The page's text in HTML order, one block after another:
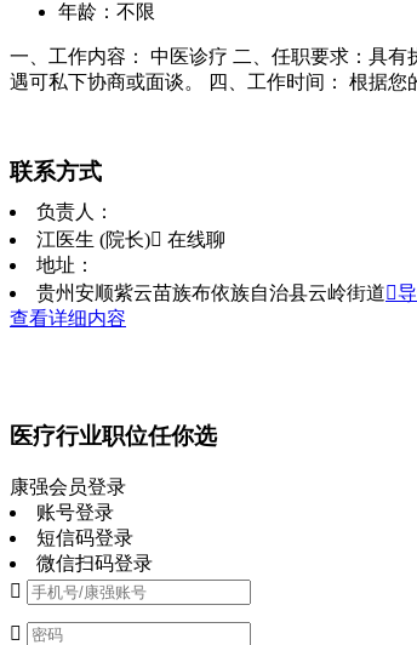
年龄：不限
一、工作内容： 中医诊疗 二、任职要求：具
遇可私下协商或面谈。 四、工作时间： 根据您
联系方式
负责人：
江医生 (院长) 在线聊
地址：
贵州安顺紫云苗族布依族自治县云岭街道
查看详细内容
医疗行业职位任你选
康强会员登录
账号登录
短信码登录
微信扫码登录

